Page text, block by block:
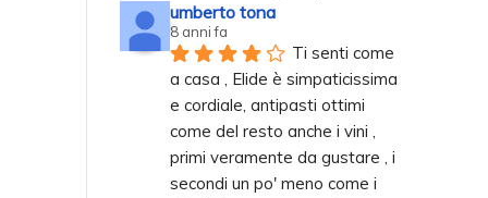
umberto tona
8 anni fa
Ti senti come
a casa , Elide è simpaticissima
e cordiale, antipasti ottimi
come del resto anche i vini ,
primi veramente da gustare , i
secondi un po' meno come i